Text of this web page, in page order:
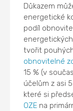
Důkazem
energetické
podíl
tvořit
obnovitelné
15 % (v
účelům z asi
které si
OZE na